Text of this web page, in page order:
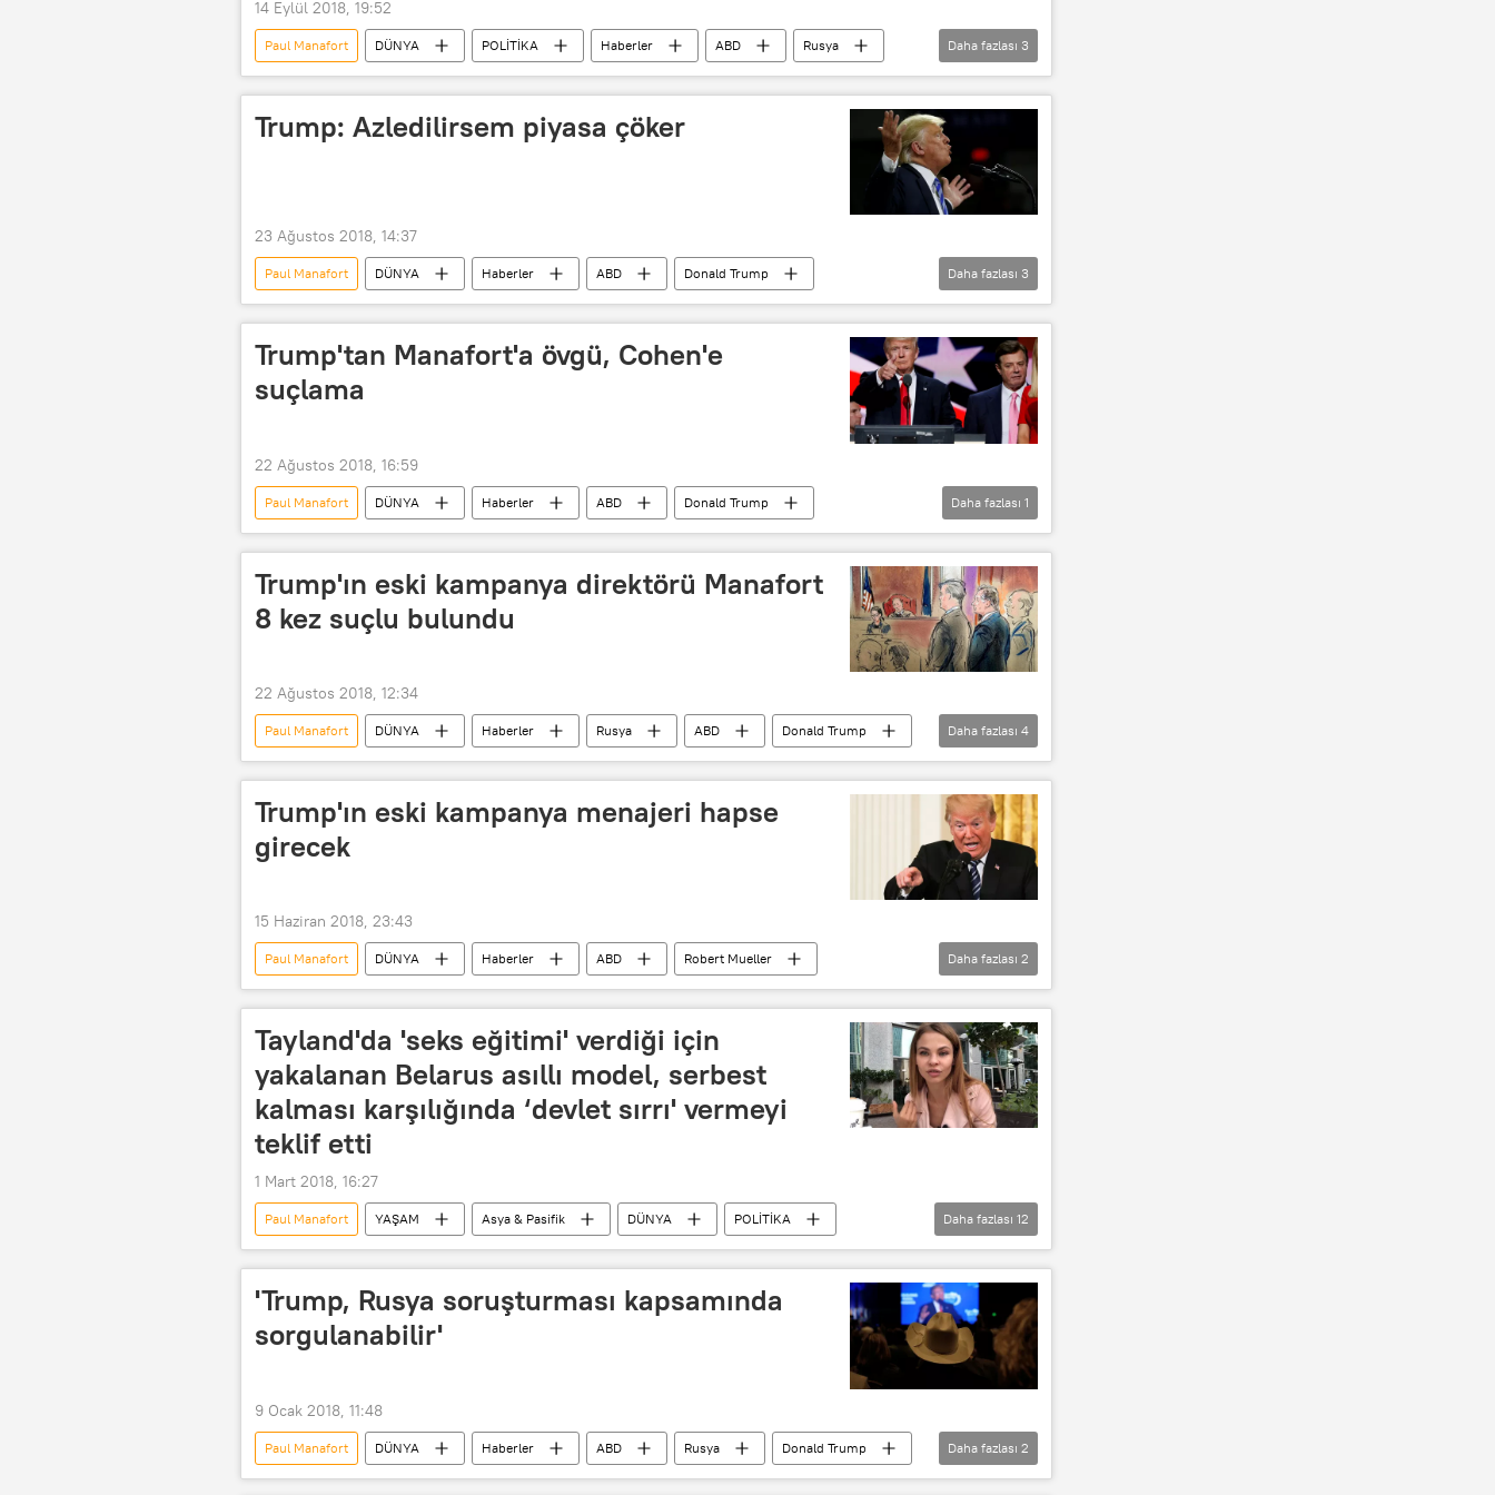
14 Eylül 2018, 19:52
Paul Manafort DÜNYA POLİTİKA Haberler ABD
Rusya
Donald Trump
Robert Mueller 2016 ABD Başkanlık Seçimleri
Daha fazlası 3
Trump: Azledilirsem piyasa çöker
23 Ağustos 2018, 14:37
Paul Manafort DÜNYA Haberler ABD
Donald Trump
Michael Cohen
Fox Azledilme
Daha fazlası 3
Trump'tan Manafort'a övgü, Cohen'e
suçlama
22 Ağustos 2018, 16:59
Paul Manafort DÜNYA Haberler ABD
Donald Trump
Michael Cohen
Daha fazlası 1
Trump'ın eski kampanya direktörü Manafort
8 kez suçlu bulundu
22 Ağustos 2018, 12:34
Paul Manafort DÜNYA Haberler Rusya ABD
Donald Trump
Michael Cohen
Robert Mueller banka dolandırıcılığı Vergi kaçakçılığı
Daha fazlası 4
Trump'ın eski kampanya menajeri hapse
girecek
15 Haziran 2018, 23:43
Paul Manafort DÜNYA Haberler ABD
Robert Mueller
Amy Berman Jackson
Rus-ABD ilişkileri
Daha fazlası 2
Tayland'da 'seks eğitimi' verdiği için
yakalanan Belarus asıllı model, serbest
kalması karşılığında ‘devlet sırrı' vermeyi
teklif etti
1 Mart 2018, 16:27
Paul Manafort YAŞAM Asya & Pasifik DÜNYA
POLİTİKA
Haberler
Rusya Tayland Donald Trump
Anastasya Vaşukeviç
Sınır dışı
Devlet sırrı
ABD
Daha fazlası 12
'Trump, Rusya soruşturması kapsamında
sorgulanabilir'
9 Ocak 2018, 11:48
Paul Manafort DÜNYA Haberler ABD Rusya
Donald Trump
David Mueller
Michael Flynn
Daha fazlası 2